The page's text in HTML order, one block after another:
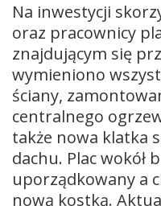
Na inwestycji
oraz pracownicy
znajdującym się
wymieniono
ściany,
centralnego
także nowa klatka
dachu. Plac wokół
uporządkowany a
nową kostką.